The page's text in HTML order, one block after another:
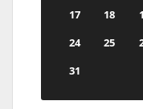
17
18
24
25
31